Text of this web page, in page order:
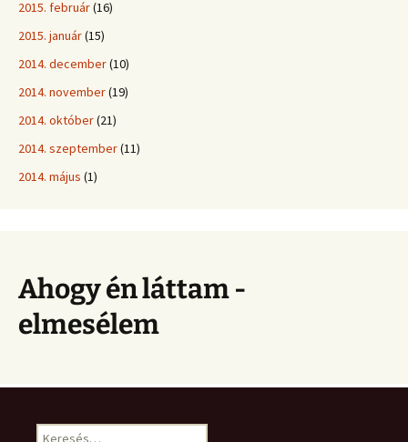
2015. február(16)
2015. január(15)
2014. december(10)
2014. november(19)
2014. október(21)
2014. szeptember(11)
2014. május (1)
Ahogy én láttam -
elmesélem
Keresés: